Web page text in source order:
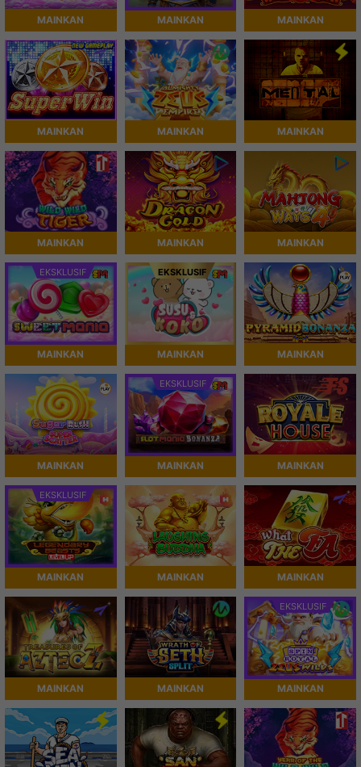
MAINKAN MAINKAN MAINKAN
MAINKAN MAINKAN MAINKAN
MAINKAN MAINKAN MAINKAN
EKSKLUSIF
MAINKAN
EKSKLUSIF
MAINKAN MAINKAN
MAINKAN
EKSKLUSIF
MAINKAN MAINKAN
EKSKLUSIF
MAINKAN MAINKAN MAINKAN
MAINKAN MAINKAN
EKSKLUSIF
MAINKAN